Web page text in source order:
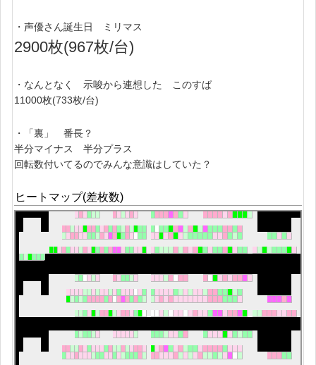
・声優さん誕生日 ミリマス
2900枚(967枚/台)
・なんとなく 示唆から連想した このすば
11000枚(733枚/台)
・「裏」 番長？
半分マイナス 半分プラス
回転数付いてるのでみんな意識はしていた？
ヒートマップ(差枚数)